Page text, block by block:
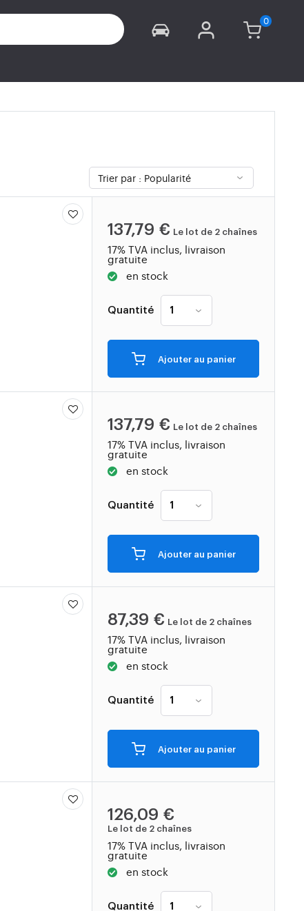
137,79 € Le lot de 2 chaînes
17% TVA inclus, livraison
gratuite
en stock
Quantité
Ajouter au panier
137,79 € Le lot de 2 chaînes
17% TVA inclus, livraison
gratuite
en stock
Quantité
Ajouter au panier
87,39 € Le lot de 2 chaînes
17% TVA inclus, livraison
gratuite
en stock
Quantité
Ajouter au panier
126,09 €
Le lot de 2 chaînes
17% TVA inclus, livraison
gratuite
en stock
Quantité